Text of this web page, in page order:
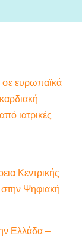
σε ευρωπαϊκά
ιατρικές
Κεντρικής
στην Ψηφιακή
Ελλάδα –